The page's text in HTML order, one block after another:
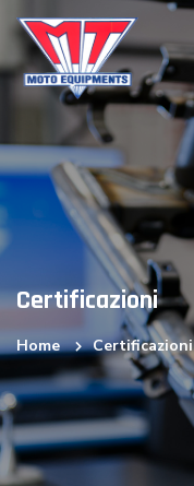
Certificazioni
Home Certificazioni